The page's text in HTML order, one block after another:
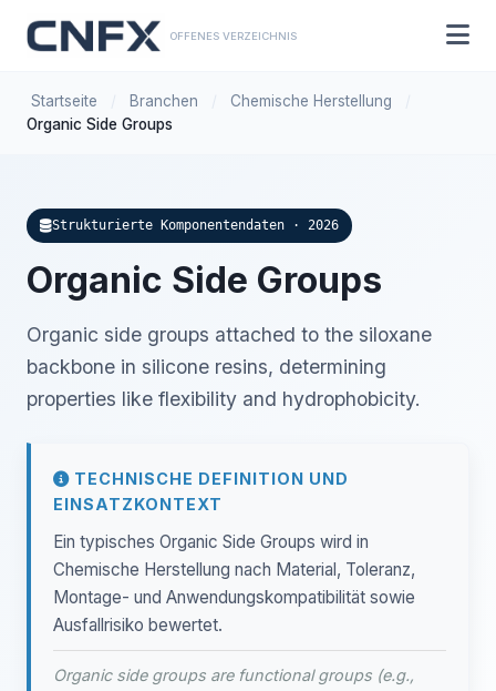
OFFENES VERZEICHNIS
Startseite Branchen Chemische Herstellung
Organic Side Groups
Strukturierte Komponentendaten · 2026
Organic Side Groups
Organic side groups attached to the siloxane
backbone in silicone resins, determining
properties like flexibility and hydrophobicity.
TECHNISCHE DEFINITION UND
EINSATZKONTEXT
Ein typisches Organic Side Groups wird in
Chemische Herstellung nach Material, Toleranz,
Montage- und Anwendungskompatibilität sowie
Ausfallrisiko bewertet.
Organic side groups are functional groups (e.g.,